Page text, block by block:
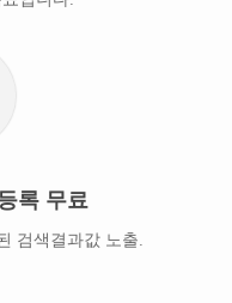
록 무료
검색결과값 노출.